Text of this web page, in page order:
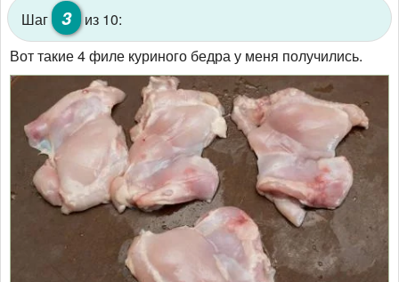
Шаг 3
из 10:
Вот такие 4 филе куриного бедра у меня получились.